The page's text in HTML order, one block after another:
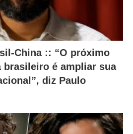
China :: “O próximo
brasileiro é ampliar sua
diz Paulo